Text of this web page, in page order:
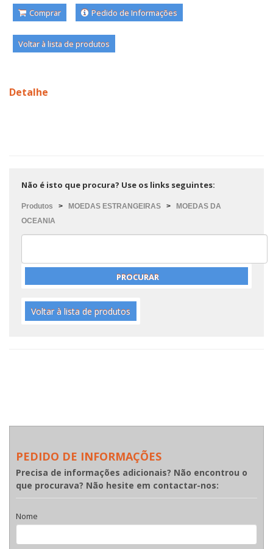
Comprar Pedido de Informações
Voltar à lista de produtos
Detalhe
Não é isto que procura? Use os links seguintes:
Produtos > MOEDAS ESTRANGEIRAS >
MOEDAS DA
OCEANIA
Voltar à lista de produtos
PEDIDO DE INFORMAÇÕES
Precisa de informações adicionais? Não encontrou o
que procurava? Não hesite em contactar-nos:
Nome